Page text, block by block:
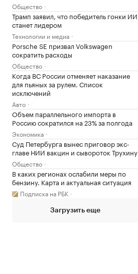
Общество
Трамп заявил, что победитель гонки ИИ
станет лидером
Технологии и медиа
Porsche SE призвал Volkswagen
сократить расходы
Общество
Когда ВС России отменяет наказание
для пьяных за рулем. Список
исключений
Авто
Объем параллельного импорта в
Россию сократился на 23% за полгода
Экономика
Суд Петербурга вынес приговор экс-
главе НИИ вакцин и сывороток Трухину
Общество
В каких регионах ослабили меры по
бензину. Карта и актуальная ситуация
Подписка на РБК
Загрузить еще